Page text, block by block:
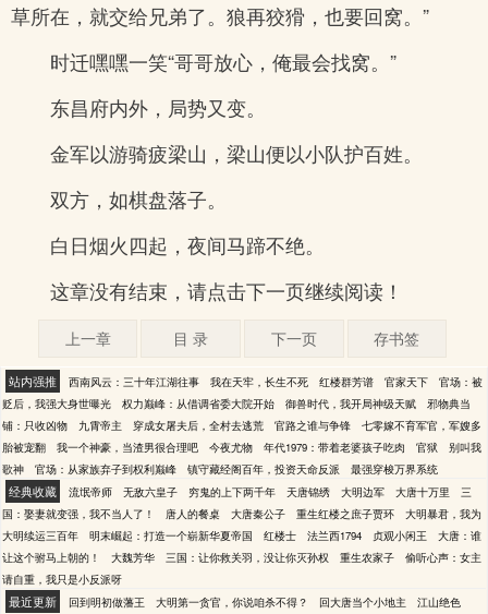
草所在，就交给兄弟了。狼再狡猾，也要回窝。”
时迁嘿嘿一笑“哥哥放心，俺最会找窝。”
东昌府内外，局势又变。
金军以游骑疲梁山，梁山便以小队护百姓。
双方，如棋盘落子。
白日烟火四起，夜间马蹄不绝。
这章没有结束，请点击下一页继续阅读！
上一章 目 录 下一页 存书签
站内强推 西南风云：三十年江湖往事 我在天牢，长生不死 红楼群芳谱 官家天下
官场：被
贬后，我强大身世曝光
权力巅峰：从借调省委大院开始 御兽时代，我开局神级天赋
邪物典当
铺：只收凶物
九霄帝主 穿成女屠夫后，全村去逃荒 官路之谁与争锋
七零嫁不育军官，军嫂多
胎被宠翻
我一个神豪，当渣男很合理吧 今夜尤物 年代1979：带着老婆孩子吃肉 官狱
别叫我
歌神
官场：从家族弃子到权利巅峰 镇守藏经阁百年，投资天命反派 最强穿梭万界系统
经典收藏 流氓帝师 无敌六皇子 穷鬼的上下两千年 天唐锦绣 大明边军 大唐十万里
三
国：娶妻就变强，我不当人了！
唐人的餐桌 大唐秦公子 重生红楼之庶子贾环
大明暴君，我为
大明续运三百年
明末崛起：打造一个崭新华夏帝国 红楼士 法兰西1794 贞观小闲王
大唐：谁
让这个驸马上朝的！
大魏芳华 三国：让你救关羽，没让你灭孙权 重生农家子
偷听心声：女主
请自重，我只是小反派呀
最近更新 回到明初做藩王 大明第一贪官，你说咱杀不得？ 回大唐当个小地主 江山绝色